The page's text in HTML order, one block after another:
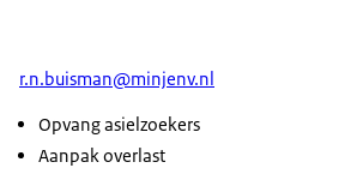
r.n.buisman@minjenv.nl
Opvang asielzoekers
Aanpak overlast